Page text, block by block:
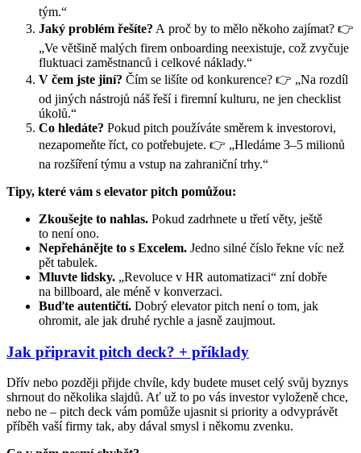
tým.“
Jaký problém řešíte? A proč by to mělo někoho zajímat? 👉
„Ve většině malých firem onboarding neexistuje, což zvyčuje
fluktuaci zaměstnanců i celkové náklady.“
V čem jste jiní? Čím se lišíte od konkurence? 👉 „Na rozdíl
od jiných nástrojů náš řeší i firemní kulturu, ne jen checklist
úkolů.“
Co hledáte? Pokud pitch používáte směrem k investorovi,
nezapomeňte říct, co potřebujete. 👉 „Hledáme 3–5 milionů
na rozšíření týmu a vstup na zahraniční trhy.“
Tipy, které vám s elevator pitch pomůžou:
Zkoušejte to nahlas. Pokud zadrhnete u třetí věty, ještě
to není ono.
Nepřehánějte to s Excelem. Jedno silné číslo řekne víc než
pět tabulek.
Mluvte lidsky. „Revoluce v HR automatizaci“ zní dobře
na billboard, ale méně v konverzaci.
Buďte autentičtí. Dobrý elevator pitch není o tom, jak
ohromit, ale jak druhé rychle a jasně zaujmout.
Jak připravit pitch deck? + příklady
Dřív nebo později přijde chvíle, kdy budete muset celý svůj byznys
shrnout do několika slajdů. Ať už to po vás investor vyloženě chce,
nebo ne – pitch deck vám pomůže ujasnit si priority a odvyprávět
příběh vaší firmy tak, aby dával smysl i někomu zvenku.